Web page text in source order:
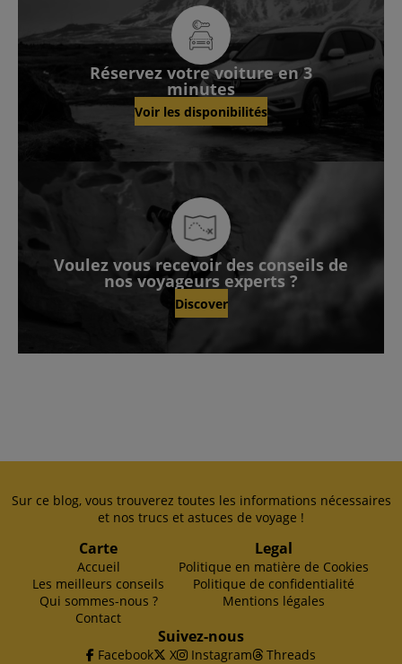
Réservez votre voiture en 3
minutes
Voir les disponibilités
Voulez vous recevoir des conseils de
nos voyageurs experts ?
Discover
Sur ce blog, vous trouverez toutes les informations nécessaires
et nos trucs et astuces de voyage !
Carte
Accueil
Les meilleurs conseils
Qui sommes-nous ?
Contact
Legal
Politique en matière de Cookies
Politique de confidentialité
Mentions légales
Suivez-nous
Facebook X Instagram Threads